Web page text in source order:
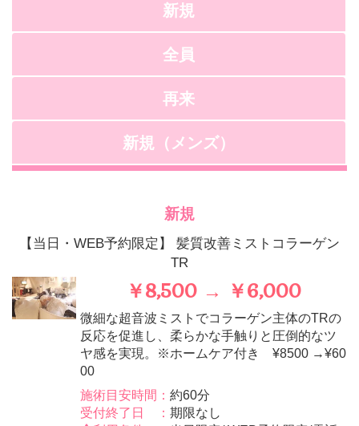
新規
全員
再来
新規（メンズ）
新規
【当日・WEB予約限定】 髪質改善ミストコラーゲン
TR
￥8,500 → ￥6,000
微細な超音波ミストでコラーゲン主体のTRの
反応を促進し、柔らかな手触りと圧倒的なツ
ヤ感を実現。※ホームケア付き ¥8500 →¥60
00
施術目安時間： 約60分
受付終了日 ： 期限なし